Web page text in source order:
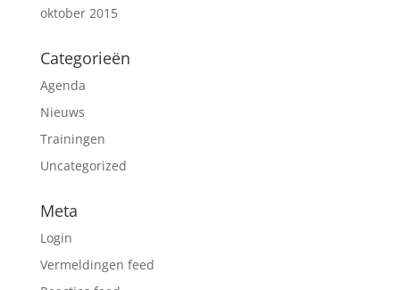
oktober 2015
Categorieën
Agenda
Nieuws
Trainingen
Uncategorized
Meta
Login
Vermeldingen feed